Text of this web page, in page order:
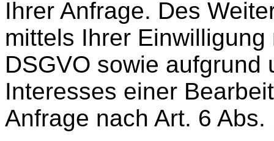
Ihrer Anfrage. Des
mittels Ihrer
DSGVO sowie aufgrund
Interesses einer
Anfrage nach Art. 6